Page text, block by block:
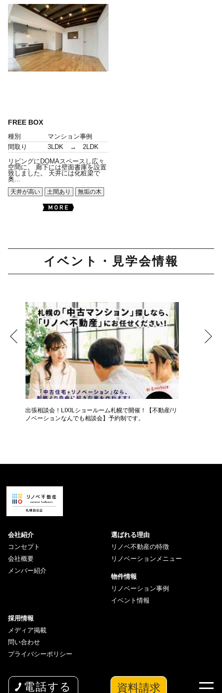
電話する 資料請求
FREE BOX
種別
マンション事例
間取り
3LDK → 2LDK
リビングにDOMAスペースし広々
空間に。 廊下には壁面書庫を設置
致しました。 天井には化粧梁で
奥...
天井が高い
土間あり 無垢の木
イベント・見学会情報
出張相談会！LIXILショールーム札幌で開催！【不動産/リ
ノベーションなんでも相談会】予約制です。
会社紹介
コンセプト
会社概要
メンバー紹介
選ばれる理由
リノベ不動産の特徴
リノベーションメニュー
物件情報
リノベーション事例
イベント情報
採用情報
メディア掲載
問い合わせ
プライバシーポリシー